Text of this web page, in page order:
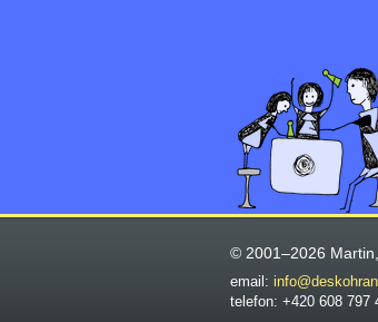
© 2001–2026
email:
telefon: +420 608 797